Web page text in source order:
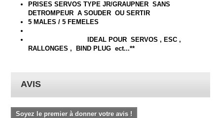
PRISES SERVOS TYPE JR/GRAUPNER SANS
DETROMPEUR A SOUDER OU SERTIR
5 MALES / 5 FEMELES
IDEAL POUR SERVOS , ESC ,
RALLONGES , BIND PLUG ect...**
AVIS
Soyez le premier à donner votre avis !